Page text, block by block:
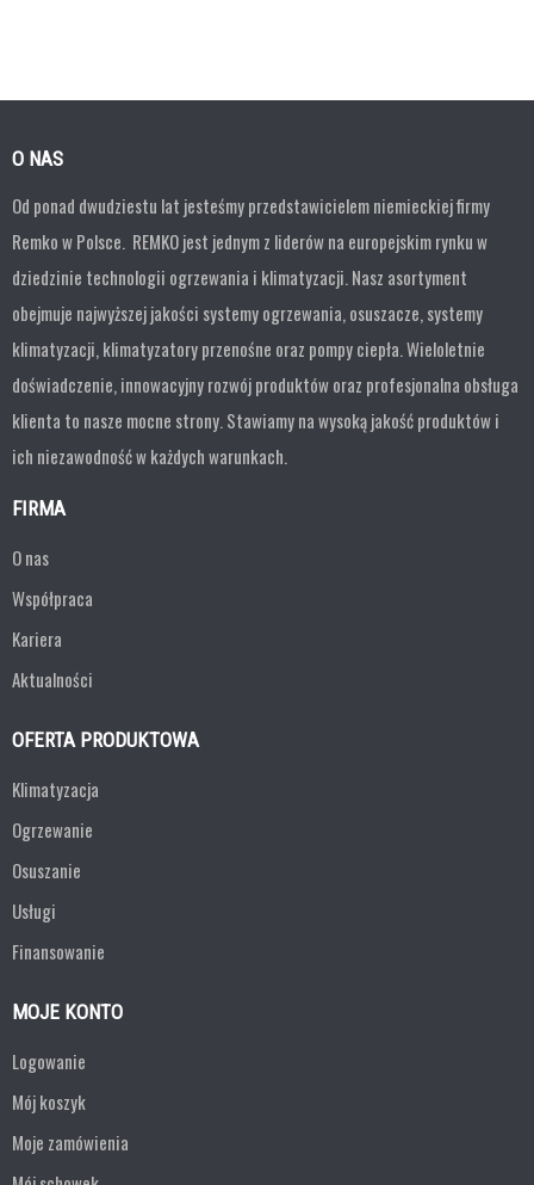
O NAS
Od ponad dwudziestu lat jesteśmy przedstawicielem niemieckiej firmy
Remko w Polsce. REMKO jest jednym z liderów na europejskim rynku w
dziedzinie technologii ogrzewania i klimatyzacji. Nasz asortyment
obejmuje najwyższej jakości systemy ogrzewania, osuszacze, systemy
klimatyzacji, klimatyzatory przenośne oraz pompy ciepła. Wieloletnie
doświadczenie, innowacyjny rozwój produktów oraz profesjonalna obsługa
klienta to nasze mocne strony. Stawiamy na wysoką jakość produktów i
ich niezawodność w każdych warunkach.
FIRMA
O nas
Współpraca
Kariera
Aktualności
OFERTA PRODUKTOWA
Klimatyzacja
Ogrzewanie
Osuszanie
Usługi
Finansowanie
MOJE KONTO
Logowanie
Mój koszyk
Moje zamówienia